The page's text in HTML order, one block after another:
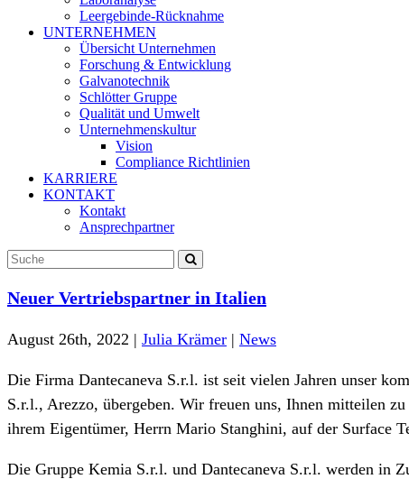
Leergebinde-Rücknahme
UNTERNEHMEN
Übersicht Unternehmen
Forschung & Entwicklung
Galvanotechnik
Schlötter Gruppe
Qualität und Umwelt
Unternehmenskultur
Vision
Compliance Richtlinien
KARRIERE
KONTAKT
Kontakt
Ansprechpartner
Neuer Vertriebspartner in Italien
August 26th, 2022 | Julia Krämer | News
Die Firma Dantecaneva S.r.l. ist seit vielen Jahren unser
S.r.l., Arezzo, übergeben. Wir freuen uns, Ihnen mitteilen
ihrem Eigentümer, Herrn Mario Stanghini, auf der Surface
Die Gruppe Kemia S.r.l. und Dantecaneva S.r.l. werden in